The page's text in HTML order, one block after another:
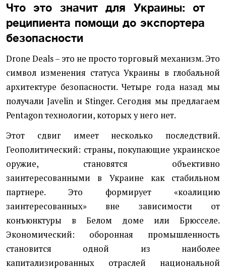
Что это значит для Украины: от
реципиента помощи до экспортера
безопасности
Drone Deals – это не просто торговый механизм. Это
символ изменения статуса Украины в глобальной
архитектуре безопасности. Четыре года назад мы
получали Javelin и Stinger. Сегодня мы предлагаем
Pentagon технологии, которых у него нет.
Этот сдвиг имеет несколько последствий.
Геополитический: страны, покупающие украинское
оружие, становятся объективно
заинтересованными в Украине как стабильном
партнере. Это формирует «коалицию
заинтересованных» вне зависимости от
конъюнктуры в Белом доме или Брюсселе.
Экономический: оборонная промышленность
становится одной из наиболее
капитализированных отраслей национальной